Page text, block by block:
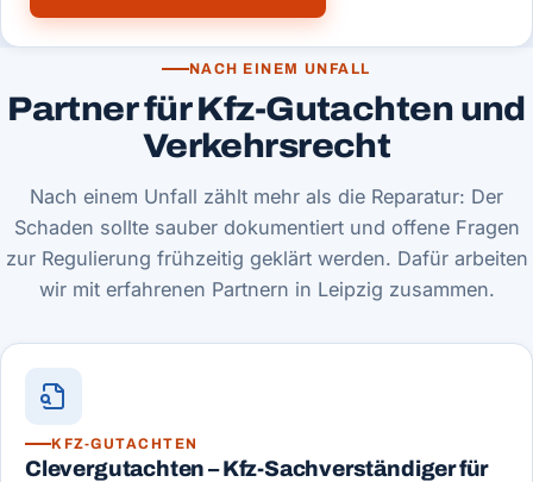
NACH EINEM UNFALL
Partner für Kfz-Gutachten und
Verkehrsrecht
Nach einem Unfall zählt mehr als die Reparatur: Der
Schaden sollte sauber dokumentiert und offene Fragen
zur Regulierung frühzeitig geklärt werden. Dafür arbeiten
wir mit erfahrenen Partnern in Leipzig zusammen.
KFZ-GUTACHTEN
Clevergutachten – Kfz-Sachverständiger für